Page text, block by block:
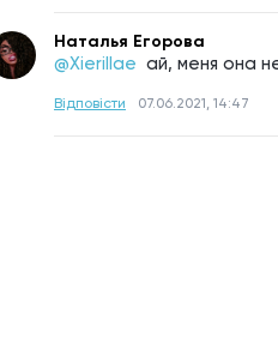
Наталья Егорова
@Xierillae ай, меня она
Відповісти 07.06.2021, 14:47